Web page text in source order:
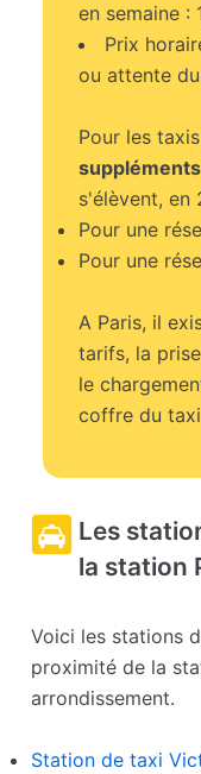
en semaine :
Prix
ou attente
Pour les
s'élèvent, en
Pour une
Pour une
A Paris, il
tarifs, la
le
coffre du
Les
la station
Voici les stations
proximité de la
arrondissement.
Station de taxi